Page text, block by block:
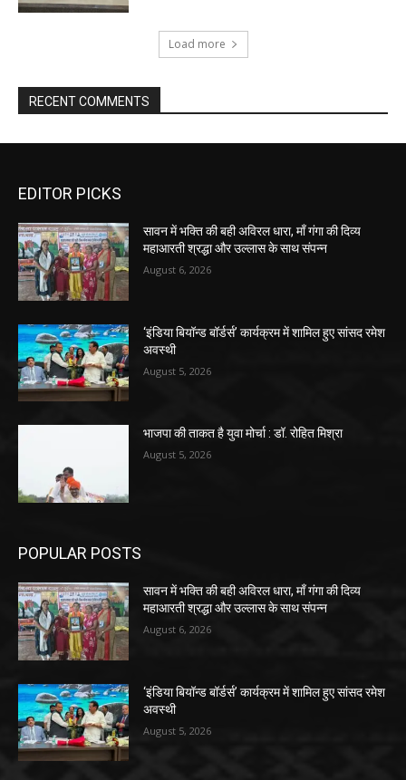
Load more
RECENT COMMENTS
EDITOR PICKS
सावन में भक्ति की बही अविरल धारा, माँ गंगा की दिव्य
महाआरती श्रद्धा और उल्लास के साथ संपन्न
August 6, 2026
‘इंडिया बियॉन्ड बॉर्डर्स’ कार्यक्रम में शामिल हुए सांसद रमेश
अवस्थी
August 5, 2026
भाजपा की ताकत है युवा मोर्चा : डॉ. रोहित मिश्रा
August 5, 2026
POPULAR POSTS
सावन में भक्ति की बही अविरल धारा, माँ गंगा की दिव्य
महाआरती श्रद्धा और उल्लास के साथ संपन्न
August 6, 2026
‘इंडिया बियॉन्ड बॉर्डर्स’ कार्यक्रम में शामिल हुए सांसद रमेश
अवस्थी
August 5, 2026